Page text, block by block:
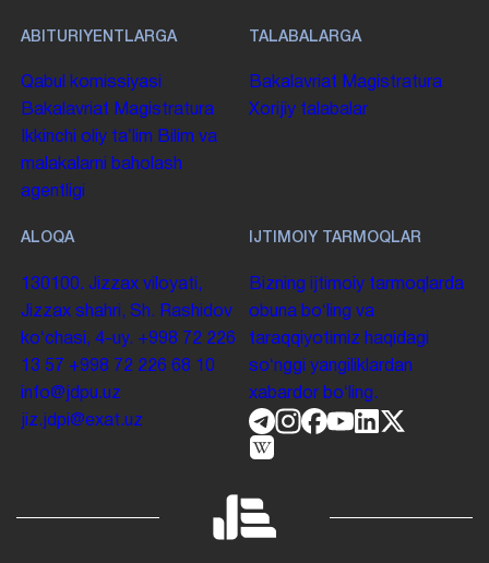
ABITURIYENTLARGA
Qabul komissiyasi
Bakalavriat Magistratura
Ikkinchi oliy taʼlim Bilim va
malakalarni baholash
agentligi
TALABALARGA
Bakalavriat Magistratura
Xorijiy talabalar
ALOQA
130100. Jizzax viloyati,
Jizzax shahri, Sh. Rashidov
koʻchasi, 4-uy. +998 72 226
13 57 +998 72 226 68 10
info@jdpu.uz
jiz.jdpi@exat.uz
IJTIMOIY TARMOQLAR
Bizning ijtimoiy tarmoqlarda
obuna boʻling va
taraqqiyotimiz haqidagi
soʻnggi yangiliklardan
xabardor boʻling.